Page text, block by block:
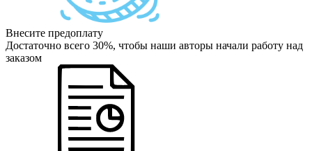
Внесите предоплату
Достаточно всего 30%, чтобы наши авторы начали работу над
заказом